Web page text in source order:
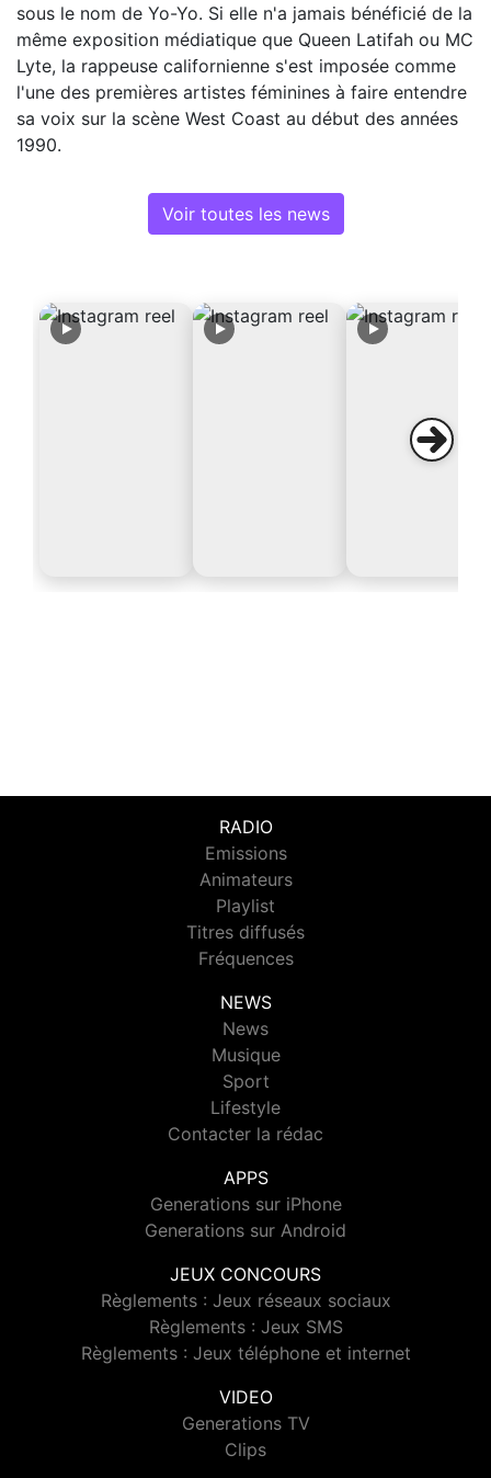
sous le nom de Yo-Yo. Si elle n'a jamais bénéficié de la
même exposition médiatique que Queen Latifah ou MC
Lyte, la rappeuse californienne s'est imposée comme
l'une des premières artistes féminines à faire entendre
sa voix sur la scène West Coast au début des années
1990.
Voir toutes les news
RADIO
Emissions
Animateurs
Playlist
Titres diffusés
Fréquences
NEWS
News
Musique
Sport
Lifestyle
Contacter la rédac
APPS
Generations sur iPhone
Generations sur Android
JEUX CONCOURS
Règlements : Jeux réseaux sociaux
Règlements : Jeux SMS
Règlements : Jeux téléphone et internet
VIDEO
Generations TV
Clips